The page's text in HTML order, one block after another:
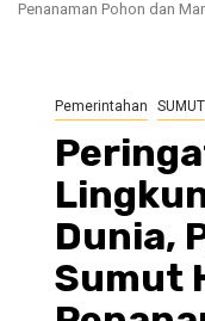
Penanaman Pohon dan
Pemerintahan SUMUT
Dunia,
Sumut